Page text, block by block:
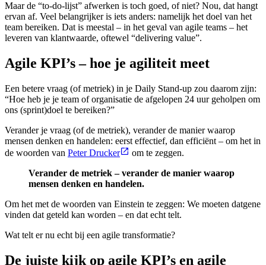
Maar de “to-do-lijst” afwerken is toch goed, of niet? Nou, dat hangt
ervan af. Veel belangrijker is iets anders: namelijk het doel van het
team bereiken. Dat is meestal – in het geval van agile teams – het
leveren van klantwaarde, oftewel “delivering value”.
Agile KPI’s – hoe je agiliteit meet
Een betere vraag (of metriek) in je Daily Stand-up zou daarom zijn:
“Hoe heb je je team of organisatie de afgelopen 24 uur geholpen om
ons (sprint)doel te bereiken?”
Verander je vraag (of de metriek), verander de manier waarop
mensen denken en handelen: eerst effectief, dan efficiënt – om het in
de woorden van Peter Drucker
om te zeggen.
Verander de metriek – verander de manier waarop
mensen denken en handelen.
Om het met de woorden van Einstein te zeggen: We moeten datgene
vinden dat geteld kan worden – en dat echt telt.
Wat telt er nu echt bij een agile transformatie?
De juiste kijk op agile KPI’s en agile